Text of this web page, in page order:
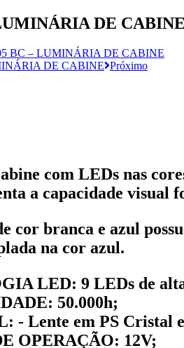
DE CABINE
BC – LUMINÁRIA DE CABINE
DE CABINE Próximo
com LEDs nas
a capacidade visual
cor branca e azul
na cor azul.
LED: 9 LEDs de
50.000h;
- Lente em PS Cristal
OPERAÇÃO: 12V;